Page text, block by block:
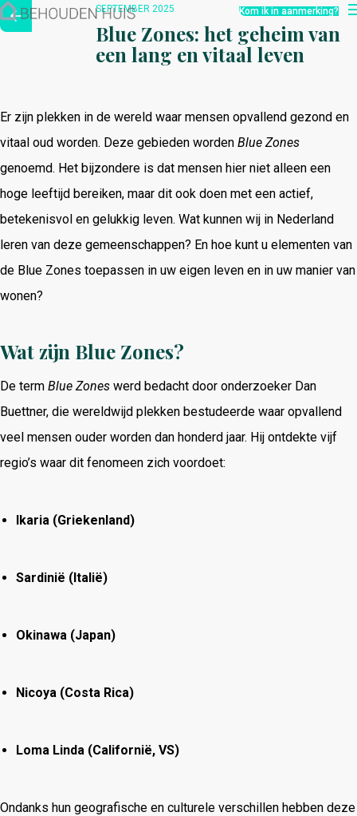
Hoe werkt het?
Over ons
Nieuwsbrief
Kom ik in aanmerking?
SEPTEMBER 2025
Blue Zones: het geheim van
een lang en vitaal leven
Er zijn plekken in de wereld waar mensen opvallend gezond en
vitaal oud worden. Deze gebieden worden Blue Zones
genoemd. Het bijzondere is dat mensen hier niet alleen een
hoge leeftijd bereiken, maar dit ook doen met een actief,
betekenisvol en gelukkig leven. Wat kunnen wij in Nederland
leren van deze gemeenschappen? En hoe kunt u elementen van
de Blue Zones toepassen in uw eigen leven en in uw manier van
wonen?
Wat zijn Blue Zones?
De term Blue Zones werd bedacht door onderzoeker Dan
Buettner, die wereldwijd plekken bestudeerde waar opvallend
veel mensen ouder worden dan honderd jaar. Hij ontdekte vijf
regio’s waar dit fenomeen zich voordoet:
Ikaria (Griekenland)
Sardinië (Italië)
Okinawa (Japan)
Nicoya (Costa Rica)
Loma Linda (Californië, VS)
Ondanks hun geografische en culturele verschillen hebben deze